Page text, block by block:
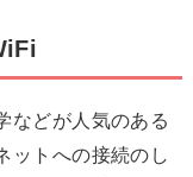
などが人気のある
ットへの接続のし